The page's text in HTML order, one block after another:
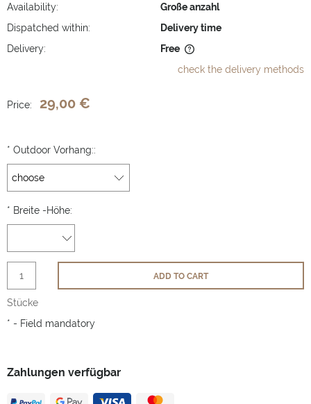
Availability:
Große anzahl
Dispatched within:
Delivery time
Delivery:
Free
check the delivery methods
Zahlungen verfügbar
Price: 29,00 €
* Outdoor Vorhang::
* Breite -Höhe:
Stücke
ADD TO CART
* - Field mandatory